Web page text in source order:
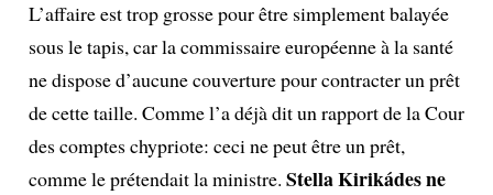
L’affaire est trop grosse pour être simplement balayée
sous le tapis, car la commissaire européenne à la santé
ne dispose d’aucune couverture pour contracter un prêt
de cette taille. Comme l’a déjà dit un rapport de la Cour
des comptes chypriote: ceci ne peut être un prêt,
comme le prétendait la ministre. Stella Kirikádes ne